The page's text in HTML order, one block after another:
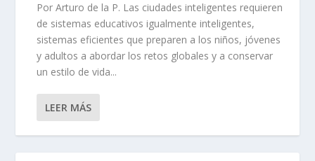
Por Arturo de la P. Las ciudades inteligentes requieren
de sistemas educativos igualmente inteligentes,
sistemas eficientes que preparen a los niños, jóvenes
y adultos a abordar los retos globales y a conservar
un estilo de vida...
LEER MÁS